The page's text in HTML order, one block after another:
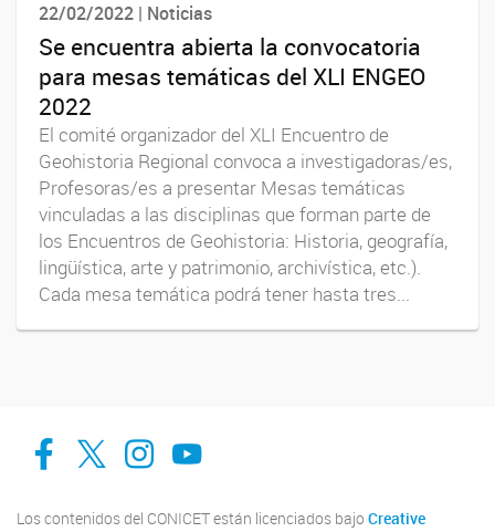
22/02/2022 | Noticias
Se encuentra abierta la convocatoria
para mesas temáticas del XLI ENGEO
2022
El comité organizador del XLI Encuentro de
Geohistoria Regional convoca a investigadoras/es,
Profesoras/es a presentar Mesas temáticas
vinculadas a las disciplinas que forman parte de
los Encuentros de Geohistoria: Historia, geografía,
lingüística, arte y patrimonio, archivística, etc.).
Cada mesa temática podrá tener hasta tres...
facebook
twitter
Instagram
Canal de Youtube
Los contenidos del CONICET están licenciados bajo Creative